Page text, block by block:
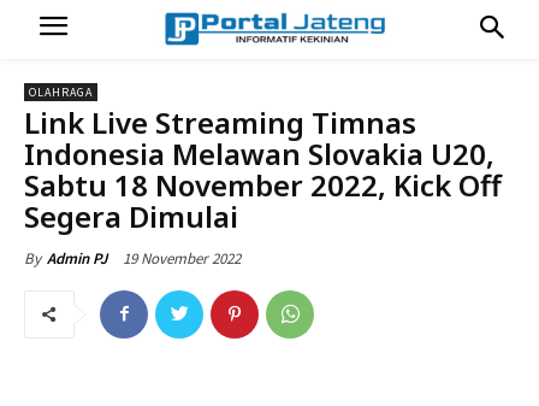
OLAHRAGA
Link Live Streaming Timnas
Indonesia Melawan Slovakia U20,
Sabtu 18 November 2022, Kick Off
Segera Dimulai
By Admin PJ 19 November 2022